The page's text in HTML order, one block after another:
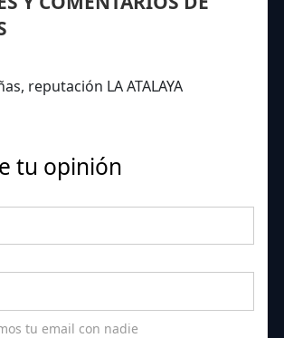
reputación LA ATALAYA
tu opinión
tu email con nadie